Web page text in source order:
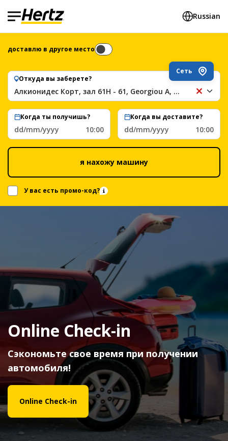
Russian
доставлю в другое место
Откуда вы заберете?
Сеть
Алкионидес Корт, зал 61H - 61, Georgiou A, Лимассол, Кипр
-
Когда ты получишь?
dd/mm/yyyy 10:00
Когда вы доставите?
dd/mm/yyyy 10:00
я нахожу машину
У вас есть промо-код?
Online Check-in
Сэкономьте свое время при получении
автомобиля!
Online Check-in